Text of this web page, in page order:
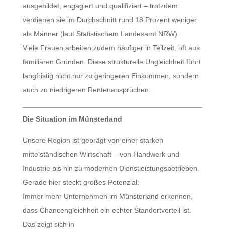
ausgebildet, engagiert und qualifiziert – trotzdem
verdienen sie im Durchschnitt rund 18 Prozent weniger
als Männer (laut Statistischem Landesamt NRW).
Viele Frauen arbeiten zudem häufiger in Teilzeit, oft aus
familiären Gründen. Diese strukturelle Ungleichheit führt
langfristig nicht nur zu geringeren Einkommen, sondern
auch zu niedrigeren Rentenansprüchen.
Die Situation im Münsterland
Unsere Region ist geprägt von einer starken
mittelständischen Wirtschaft – von Handwerk und
Industrie bis hin zu modernen Dienstleistungsbetrieben.
Gerade hier steckt großes Potenzial:
Immer mehr Unternehmen im Münsterland erkennen,
dass Chancengleichheit ein echter Standortvorteil ist.
Das zeigt sich in